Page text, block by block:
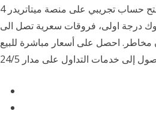
المتوفرة مع حساب تجريبي. افتح حساب تجريبي على منصة ميتاتريدر 4 (mt4) مع أفضل وسيط فوركس في
درجة اولى، فروقات سعرية تصل الى
مخاطر. احصل على أسعار مباشرة للبيع